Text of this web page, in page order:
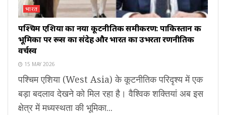
भारत
पश्चिम एशिया का नया कूटनीतिक समीकरण: पाकिस्तान की
भूमिका पर रूस का संदेह और भारत का उभरता रणनीतिक
वर्चस्व
15 MAY 2026
पश्चिम एशिया (West Asia) के कूटनीतिक परिदृश्य में एक
बड़ा बदलाव देखने को मिल रहा है। वैश्विक शक्तियां अब इस
क्षेत्र में मध्यस्थता की भूमिका...